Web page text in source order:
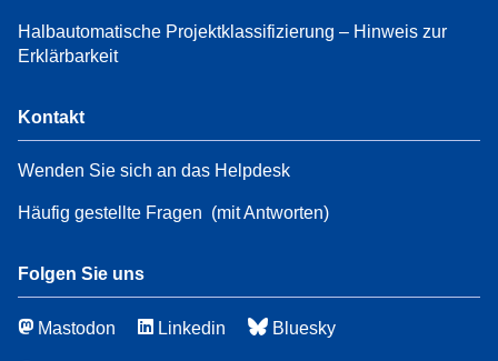
Halbautomatische Projektklassifizierung – Hinweis zur
Erklärbarkeit
Kontakt
Wenden Sie sich an das Helpdesk
Häufig gestellte Fragen (mit Antworten)
Folgen Sie uns
Mastodon Linkedin Bluesky